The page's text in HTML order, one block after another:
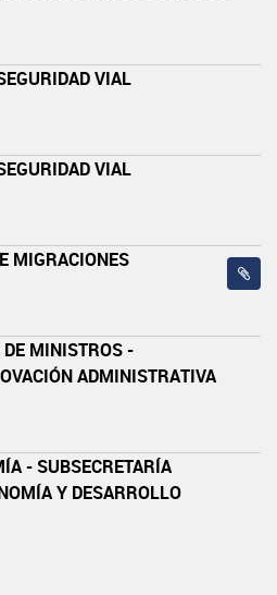
VIAL
VIAL
MIGRACIONES
DE MINISTROS -
ADMINISTRATIVA
- SUBSECRETARÍA
Y DESARROLLO